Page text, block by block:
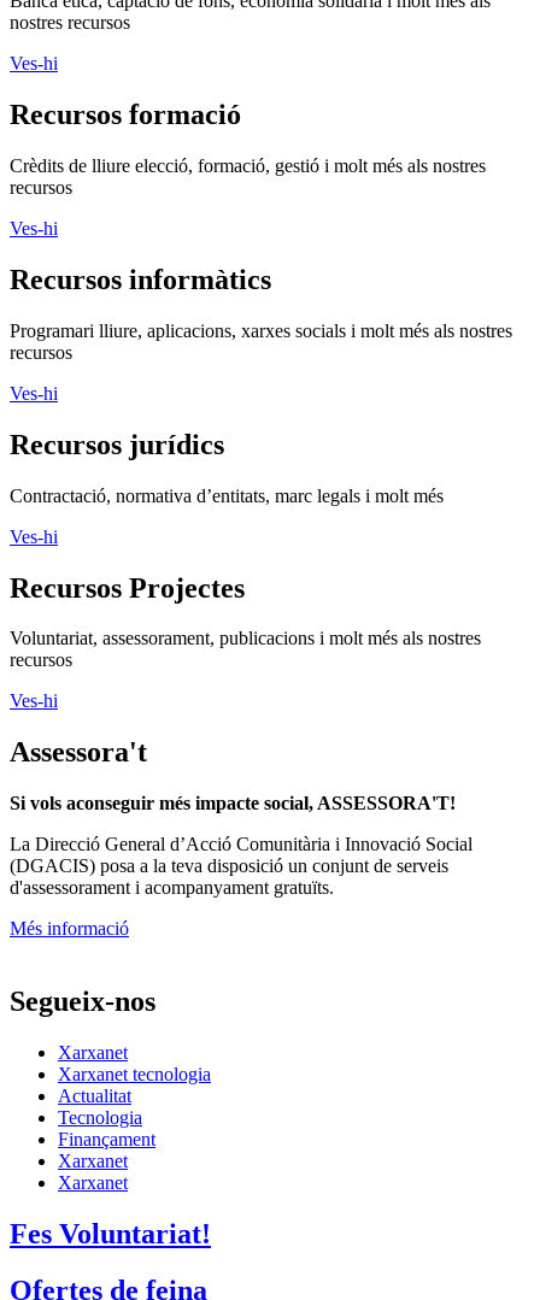
nostres recursos
Ves-hi
Recursos formació
Crèdits de lliure elecció, formació, gestió i molt més als nostres
recursos
Ves-hi
Recursos informàtics
Programari lliure, aplicacions, xarxes socials i molt més als nostres
recursos
Ves-hi
Recursos jurídics
Contractació, normativa d’entitats, marc legals i molt més
Ves-hi
Recursos Projectes
Voluntariat, assessorament, publicacions i molt més als nostres
recursos
Ves-hi
Assessora't
Si vols aconseguir més impacte social, ASSESSORA'T!
La Direcció General d’Acció Comunitària i Innovació Social
(DGACIS) posa a la teva disposició un conjunt de serveis
d'assessorament i acompanyament gratuïts.
Més informació
Segueix-nos
Xarxanet
Xarxanet tecnologia
Actualitat
Tecnologia
Finançament
Xarxanet
Xarxanet
Fes Voluntariat!
Ofertes de feina